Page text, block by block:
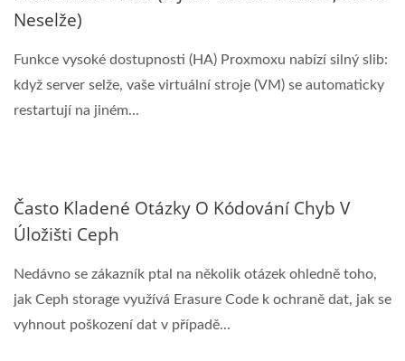
Neselže)
Funkce vysoké dostupnosti (HA) Proxmoxu nabízí silný slib:
když server selže, vaše virtuální stroje (VM) se automaticky
restartují na jiném...
Často Kladené Otázky O Kódování Chyb V
Úložišti Ceph
Nedávno se zákazník ptal na několik otázek ohledně toho,
jak Ceph storage využívá Erasure Code k ochraně dat, jak se
vyhnout poškození dat v případě...